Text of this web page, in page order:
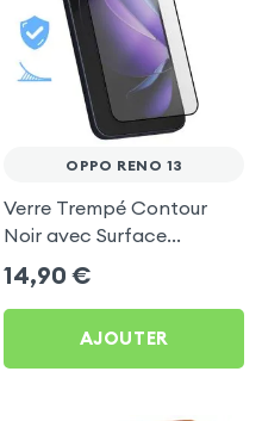
OPPO RENO 13
Verre Trempé Contour
Noir avec Surface
Adhésive pour Oppo
Reno 13
14,90 €
AJOUTER